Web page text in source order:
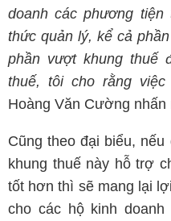
doanh các phương
thức quản lý, kể cả
phần vượt khung thuế
thuế, tôi cho rằng
Hoàng Văn Cường nhấn
Cũng theo đại biểu,
khung thuế này hỗ trợ
tốt hơn thì sẽ mang lại
cho các hộ kinh